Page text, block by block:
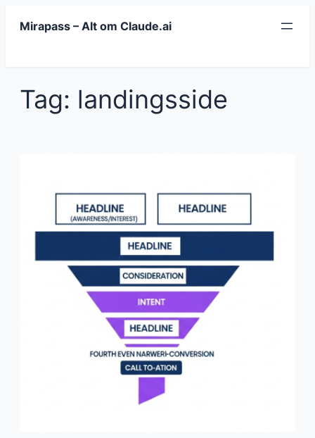
Mirapass – Alt om Claude.ai
Tag: landingsside